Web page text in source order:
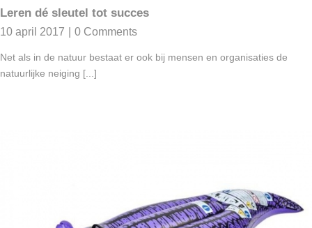
Leren dé sleutel tot succes
10 april 2017 0 Comments
Net als in de natuur bestaat er ook bij mensen en organisaties de
natuurlijke neiging [...]